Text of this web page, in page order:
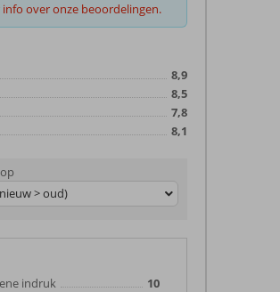
info over onze beoordelingen.
8,9
8,5
7,8
8,1
> oud)
indruk
10